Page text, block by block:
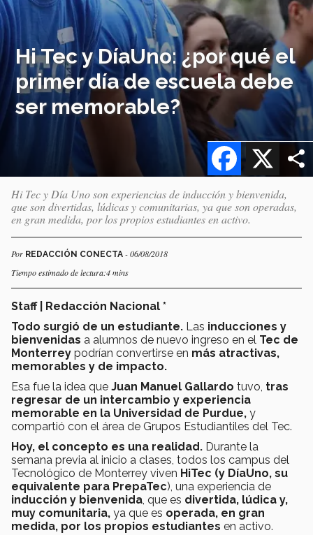
Hi Tec y DíaUno: ¿por qué el
primer día de escuela debe
ser memorable?
X
Facebook
Hi Tec y Día Uno son experiencias de inducción y bienvenida,
que son divertidas, lúdicas y comunitarias, ya que son operadas,
en gran medida, por los propios estudiantes en activo.
Por REDACCIÓN CONECTA - 06/08/2018
Tiempo estimado de lectura:4 mins
Staff | Redacción Nacional *
Todo surgió de un estudiante. Las inducciones y
bienvenidas a alumnos de nuevo ingreso en el Tec de
Monterrey podrían convertirse en más atractivas,
memorables y de impacto.
Esa fue la idea que Juan Manuel Gallardo tuvo, tras
regresar de un intercambio y experiencia
memorable en la Universidad de Purdue, y
compartió con el área de Grupos Estudiantiles del Tec.
Hoy, el concepto es una realidad. Durante la
semana previa al inicio a clases, todos los campus del
Tecnológico de Monterrey viven HiTec (y DíaUno, su
equivalente para PrepaTec), una experiencia de
inducción y bienvenida , que es divertida, lúdica y,
muy comunitaria, ya que es operada, en gran
medida, por los propios estudiantes en activo.